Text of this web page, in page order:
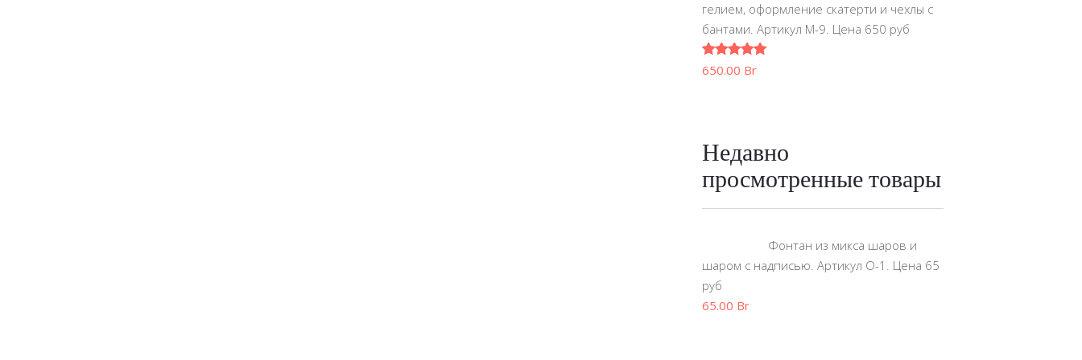
гелием, оформление скатерти и чехлы с
бантами. Артикул М-9. Цена 650 руб
5.00 из 5
650.00 Br
Недавно
просмотренные товары
Фонтан из микса шаров и
шаром с надписью. Артикул О-1. Цена 65
руб
65.00 Br